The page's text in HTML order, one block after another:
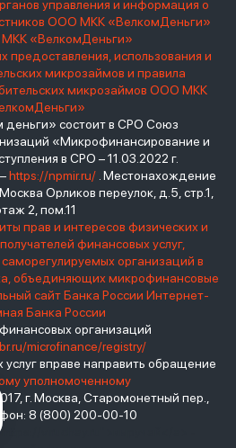
управления и информация о
ООО МКК «ВелкомДеньги»
«ВелкомДеньги»
предоставления, использования и
микрозаймов и правила
микрозаймов ООО МКК
состоит в СРО Союз
«Микрофинансирование и
в СРО – 11.03.2022 г.
https://npmir.ru/. Местонахождение
Орликов переулок, д.5, стр.1,
2, пом.11
прав и интересов физических и
финансовых услуг,
организаций в
объединяющих микрофинансовые
сайт Банка России Интернет-
Банка России
организаций
microfinance/registry/
вправе направить обращение
уполномоченному
г. Москва, Старомонетный пер.,
8 (800) 200-00-10
viruchay.ru">выручай</a> -